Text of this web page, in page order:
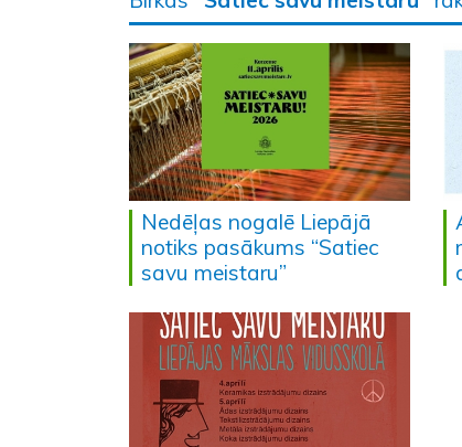
Nedēļas nogalē Liepājā
notiks pasākums “Satiec
savu meistaru”